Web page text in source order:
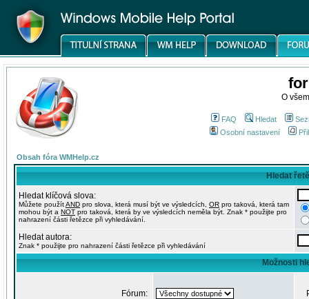
O
FAQ Hledat
Osobní nastavení
Obsah fóra WMHelp.cz
Hledat
Hledat klíčová slova:
Můžete použítAND pro slova, která musí být ve výsledcích, OR pro taková, která tam
mohou být a NOT pro taková, která by ve výsledcích neměla být. Znak * použijte pro
nahrazení části řetězce při vyhledávání.
Hledat autora:
Znak * použijte pro nahrazení části řetězce při vyhledávání
Možnosti
Fórum: